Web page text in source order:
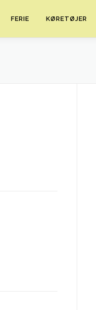
FERIE KØRETØJER